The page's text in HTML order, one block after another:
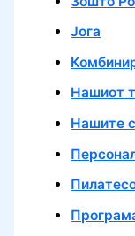
Јога
Нашиот
Нашите